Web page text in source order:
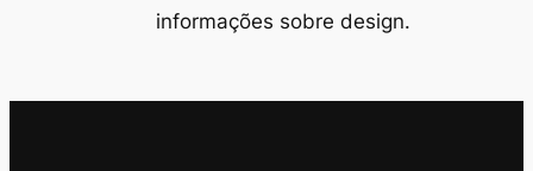
informações sobre design.